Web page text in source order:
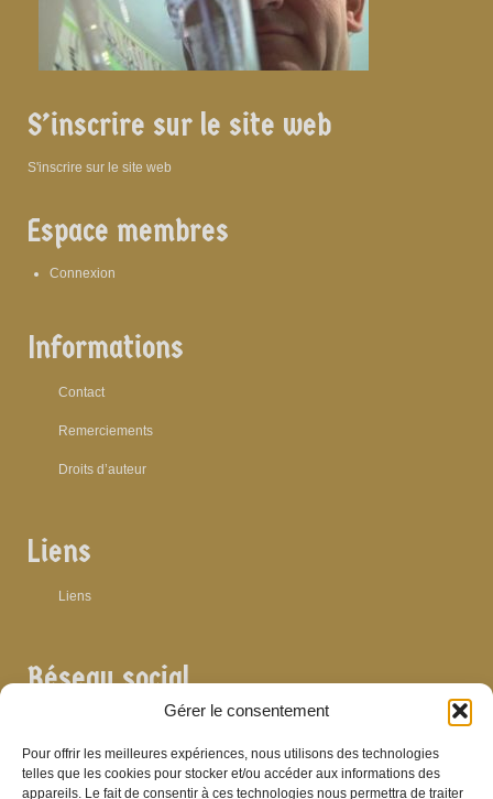
Gérer le consentement
Pour offrir les meilleures expériences, nous utilisons des technologies
telles que les cookies pour stocker et/ou accéder aux informations des
appareils. Le fait de consentir à ces technologies nous permettra de traiter
S’inscrire sur le site web
S'inscrire sur le site web
Espace membres
Connexion
Informations
Contact
Remerciements
Droits d’auteur
Liens
Liens
Réseau social